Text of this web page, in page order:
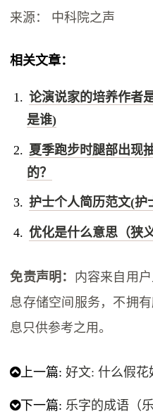
来源： 中科院之声
相关文章：
论演说家的培养作者
是谁)
夏季跑步时腿部出现
的？
护士个人简历范文(护
优化是什么意思（狭
免责声明： 内容来自用
息存储空间服务，不拥
息只供参考之用。
上一篇:好文: 什么假花
下一篇: 乐字的成语（